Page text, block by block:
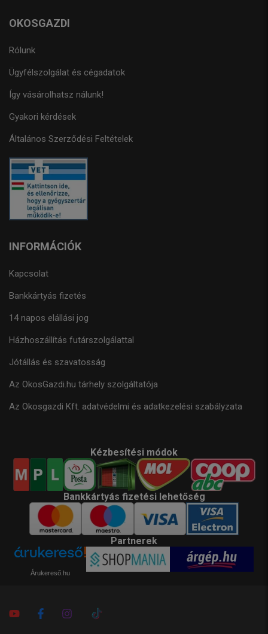
OKOSGAZDI
Rólunk
Ügyfélszolgálat és cégadatok
Így vásárolhatsz nálunk!
Gyakori kérdések
Általános Szerződési Feltételek
INFORMÁCIÓK
Kapcsolat
Bankkártyás fizetés
14 napos elállási jog
Házhoszállítás futárszolgálattal
Jótállás és szavatosság
Az OkosGazdi.hu tárhely szolgáltatója
Az Okosgazdi Kft. adatvédelmi és adatkezelési szabályzata
Kézbesítési módok
Bankkártyás fizetési lehetőség
Partnerek
Árukereső.hu